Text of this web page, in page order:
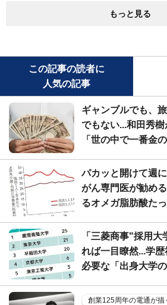
もっと見る
この記事の読者に
人気の記事
ギャンブルでも、
でもない...和田秀
「世の中で一番金
パカッと開けて週
がん専門医が勧め
るオメガ脂肪酸たっ
「三菱商事"採用
れば一目瞭然...学
必要な「出身大学
創業125周年の電通が描